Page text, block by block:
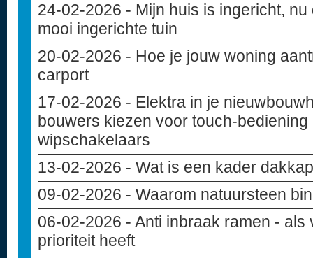
24-02-2026 - Mijn huis is ingericht,
mooi ingerichte tuin
20-02-2026 - Hoe je jouw woning
carport
17-02-2026 - Elektra in je
bouwers kiezen voor touch-bediening
wipschakelaars
13-02-2026 - Wat is een kader
09-02-2026 - Waarom natuursteen
06-02-2026 - Anti inbraak ramen -
prioriteit heeft